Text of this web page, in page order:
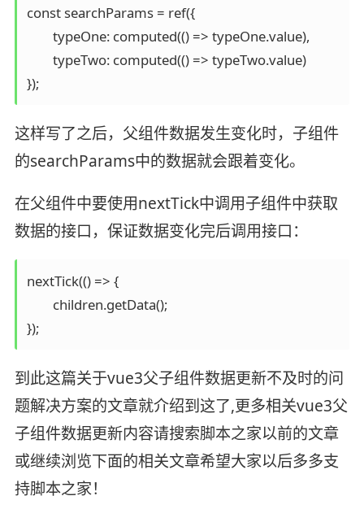
const searchParams = ref({
});
这样写了之后，父组件数据发生变化时，子组件
的searchParams中的数据就会跟着变化。
在父组件中要使用nextTick中调用子组件中获取
数据的接口，保证数据变化完后调用接口：
nextTick(() => {
});
到此这篇关于vue3父子组件数据更新不及时的问
题解决方案的文章就介绍到这了,更多相关vue3父
子组件数据更新内容请搜索脚本之家以前的文章
或继续浏览下面的相关文章希望大家以后多多支
持脚本之家！